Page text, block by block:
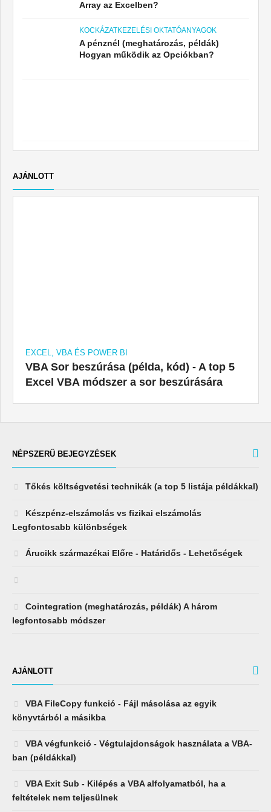
Array az Excelben?
KOCKÁZATKEZELÉSI OKTATÓANYAGOK
A pénznél (meghatározás, példák)
Hogyan működik az Opciókban?
AJÁNLOTT
EXCEL, VBA ÉS POWER BI
VBA Sor beszúrása (példa, kód) - A top 5
Excel VBA módszer a sor beszúrására
NÉPSZERŰ BEJEGYZÉSEK
Tőkés költségvetési technikák (a top 5 listája példákkal)
Készpénz-elszámolás vs fizikai elszámolás
Legfontosabb különbségek
Árucikk származékai Előre - Határidős - Lehetőségek
Cointegration (meghatározás, példák) A három
legfontosabb módszer
AJÁNLOTT
VBA FileCopy funkció - Fájl másolása az egyik
könyvtárból a másikba
VBA végfunkció - Végtulajdonságok használata a VBA-
ban (példákkal)
VBA Exit Sub - Kilépés a VBA alfolyamatból, ha a
feltételek nem teljesülnek